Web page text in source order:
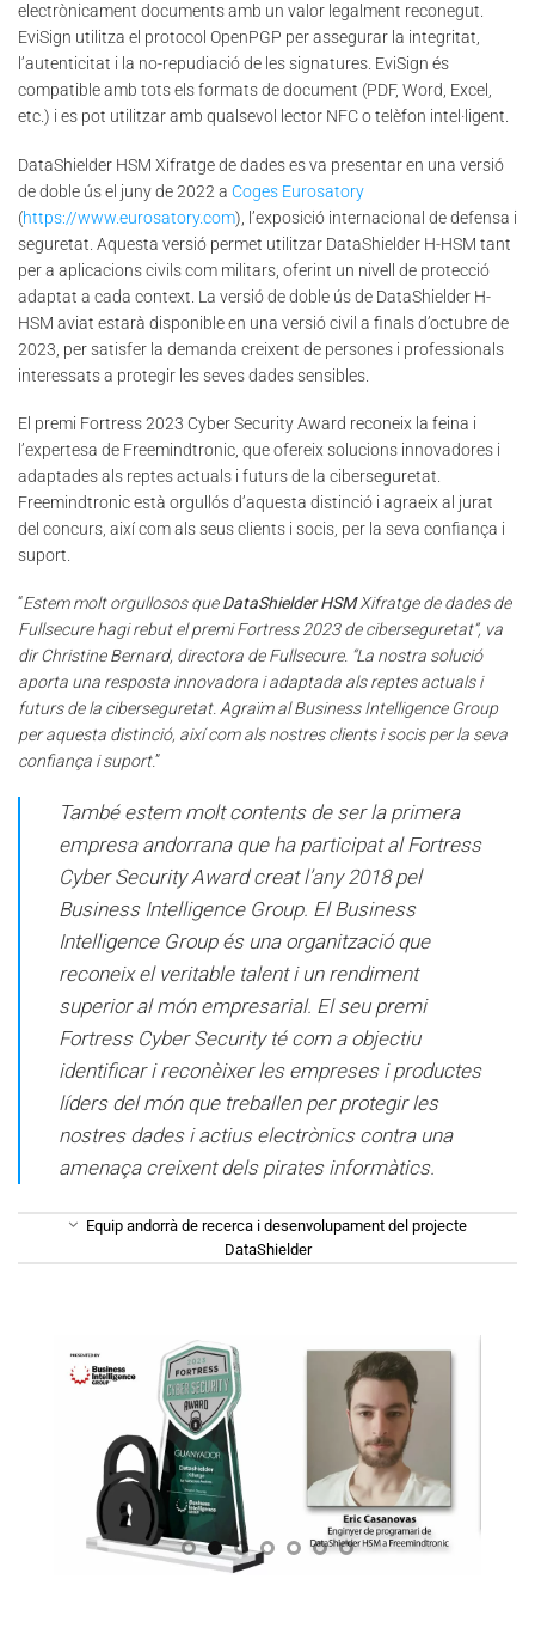
electrònicament documents amb un valor legalment reconegut.
EviSign utilitza el protocol OpenPGP per assegurar la integritat,
l’autenticitat i la no-repudiació de les signatures. EviSign és
compatible amb tots els formats de document (PDF, Word, Excel,
etc.) i es pot utilitzar amb qualsevol lector NFC o telèfon intel·ligent.
DataShielder HSM Xifratge de dades es va presentar en una versió
de doble ús el juny de 2022 a Coges Eurosatory
(https://www.eurosatory.com), l’exposició internacional de defensa i
seguretat. Aquesta versió permet utilitzar DataShielder H-HSM tant
per a aplicacions civils com militars, oferint un nivell de protecció
adaptat a cada context. La versió de doble ús de DataShielder H-
HSM aviat estarà disponible en una versió civil a finals d’octubre de
2023, per satisfer la demanda creixent de persones i professionals
interessats a protegir les seves dades sensibles.
El premi Fortress 2023 Cyber Security Award reconeix la feina i
l’expertesa de Freemindtronic, que ofereix solucions innovadores i
adaptades als reptes actuals i futurs de la ciberseguretat.
Freemindtronic està orgullós d’aquesta distinció i agraeix al jurat
del concurs, així com als seus clients i socis, per la seva confiança i
suport.
“Estem molt orgullosos queDataShielder HSMXifratge de dades de
Fullsecure hagi rebut el premi Fortress 2023 de ciberseguretat”, va
dir Christine Bernard, directora de Fullsecure. “La nostra solució
aporta una resposta innovadora i adaptada als reptes actuals i
futurs de la ciberseguretat. Agraïm al Business Intelligence Group
per aquesta distinció, així com als nostres clients i socis per la seva
confiança i suport.”
També estem molt contents de ser la primera
empresa andorrana que ha participat al Fortress
Cyber ​​​​​​Security Award creat l’any 2018 pel
Business Intelligence Group. El Business
Intelligence Group és una organització que
reconeix el veritable talent i un rendiment
superior al món empresarial. El seu premi
Fortress Cyber ​​​​Security té com a objectiu
identificar i reconèixer les empreses i productes
líders del món que treballen per protegir les
nostres dades i actius electrònics contra una
amenaça creixent dels pirates informàtics.
Equip andorrà de recerca i desenvolupament del projecte
DataShielder